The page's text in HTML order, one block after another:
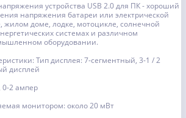
устройства USB 2.0 для ПК - хороший
напряжения батареи или электрической
жилом доме, лодке, мотоцикле, солнечной
системах и различном
оборудовании.
Тип дисплея: 7-сегментный, 3-1 / 2
дисплей
0-2 ампер
монитором: около 20 мВт